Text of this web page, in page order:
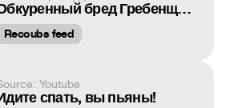
Обкуренный бред Гребенщикова о смерти Курёхина
Recoubs feed
Youtube
спать, вы пьяны!